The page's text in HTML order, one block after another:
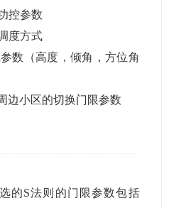
控参数
度方式
数（高度，倾角，方位角
边小区的切换门限参数
的S法则的门限参数包括